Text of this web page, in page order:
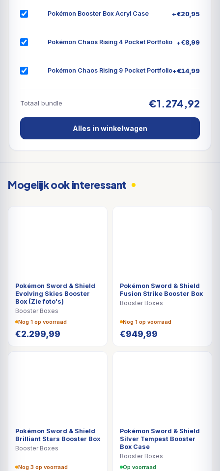
Pokémon Booster Box Acryl Case +€20,95
Pokémon Chaos Rising 4 Pocket Portfolio +€8,99
Pokémon Chaos Rising 9 Pocket Portfolio+€14,99
Totaal bundle €1.274,92
Alles in winkelwagen
Mogelijk ook interessant
Pokémon Sword & Shield
Evolving Skies Booster
Box (Zie foto's)
Booster Boxes
Nog 1 op voorraad
€2.299,99
Pokémon Sword & Shield
Fusion Strike Booster Box
Booster Boxes
Nog 1 op voorraad
€949,99
Pokémon Sword & Shield
Brilliant Stars Booster Box
Booster Boxes
Nog 3 op voorraad
Pokémon Sword & Shield
Silver Tempest Booster
Box Case
Booster Boxes
Op voorraad